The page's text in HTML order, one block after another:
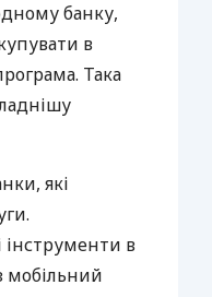
банку,
в
Така
які
інструменти в
мобільний